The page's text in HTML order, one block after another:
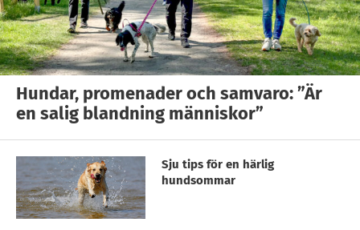
Hundar, promenader och samvaro: ”Är
en salig blandning människor”
Sju tips för en härlig
hundsommar